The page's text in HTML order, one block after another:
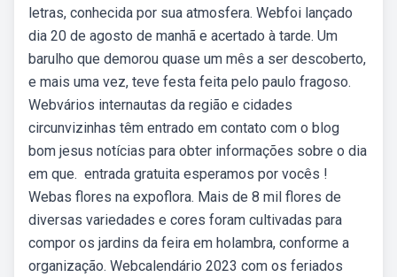
letras, conhecida por sua atmosfera. Webfoi lançado
dia 20 de agosto de manhã e acertado à tarde. Um
barulho que demorou quase um mês a ser descoberto,
e mais uma vez, teve festa feita pelo paulo fragoso.
Webvários internautas da região e cidades
circunvizinhas têm entrado em contato com o blog
bom jesus notícias para obter informações sobre o dia
em que. ️ entrada gratuita esperamos por vocês !
Webas flores na expoflora. Mais de 8 mil flores de
diversas variedades e cores foram cultivadas para
compor os jardins da feira em holambra, conforme a
organização. Webcalendário 2023 com os feriados